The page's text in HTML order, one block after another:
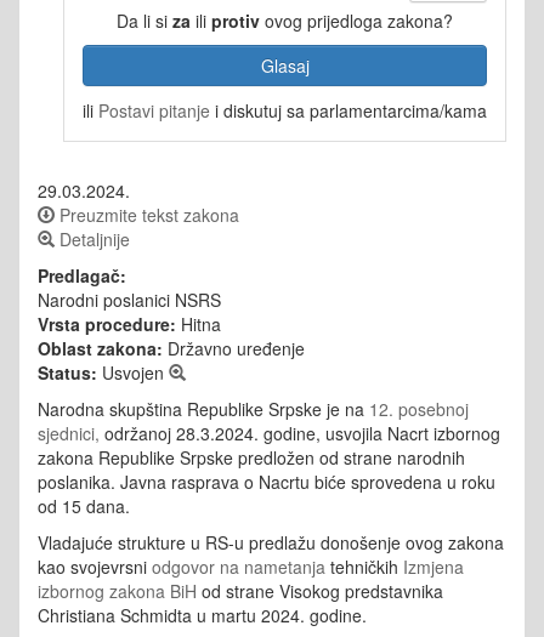
Da li si za ili protiv ovog prijedloga zakona?
Glasaj
ili Postavi pitanje i diskutuj sa parlamentarcima/kama
29.03.2024.
Preuzmite tekst zakona
Detaljnije
Predlagač:
Narodni poslanici NSRS
Vrsta procedure: Hitna
Oblast zakona: Državno uređenje
Status: Usvojen
Narodna skupština Republike Srpske je na 12. posebnoj
sjednici, održanoj 28.3.2024. godine, usvojila Nacrt izbornog
zakona Republike Srpske predložen od strane narodnih
poslanika. Javna rasprava o Nacrtu biće sprovedena u roku
od 15 dana.
Vladajuće strukture u RS-u predlažu donošenje ovog zakona
kao svojevrsni odgovor na nametanja tehničkih Izmjena
izbornog zakona BiH od strane Visokog predstavnika
Christiana Schmidta u martu 2024. godine.